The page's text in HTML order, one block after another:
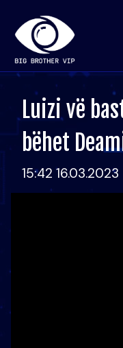
Luizi vë
bëhet
15:42 16.03.2023